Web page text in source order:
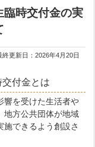
臨時交付金の実
終更新日：2026年4月20日
付金とは
を受けた生活者や
地方公共団体が地域
できるよう創設さ